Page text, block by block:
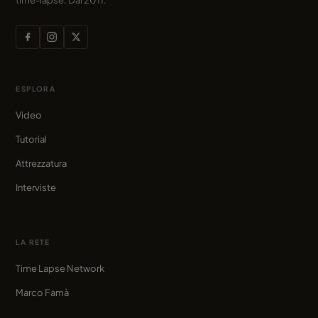
ESPLORA
Video
Tutorial
Attrezzatura
Interviste
LA RETE
Time Lapse Network
Marco Famà